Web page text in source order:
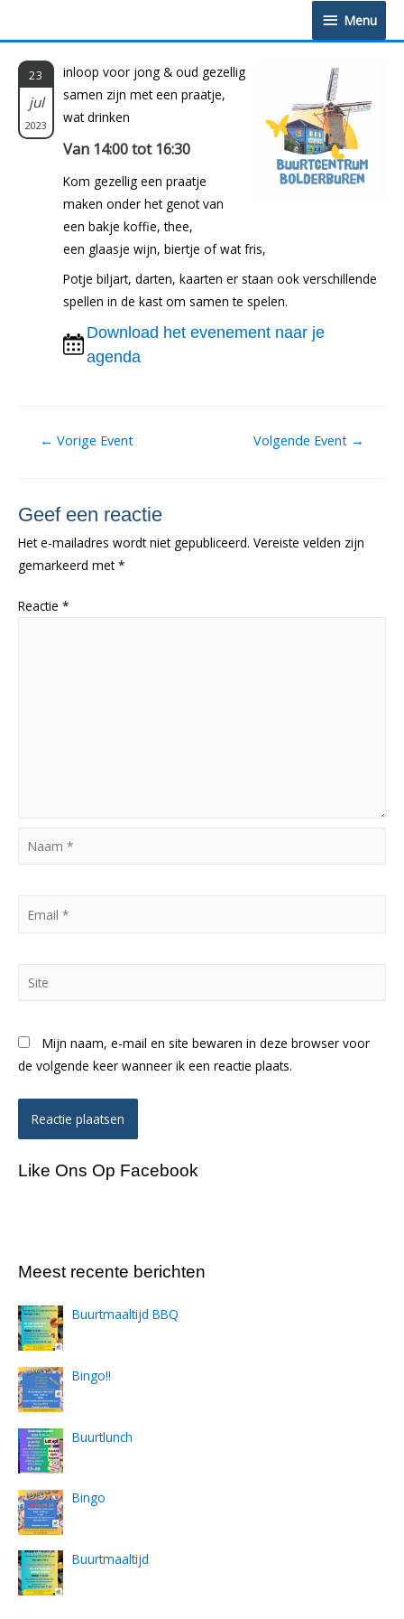
Menu
Menu
23
jul
2023
inloop voor jong & oud gezellig
samen zijn met een praatje,
wat drinken
Van 14:00 tot 16:30
Kom gezellig een praatje
maken onder het genot van
een bakje koffie, thee,
een glaasje wijn, biertje of wat fris,
Potje biljart, darten, kaarten er staan ook verschillende
spellen in de kast om samen te spelen.
Download het evenement naar je
agenda
Berichtnavigatie
← Vorige Event Volgende Event →
Geef een reactie
Het e-mailadres wordt niet gepubliceerd. Vereiste velden zijn
gemarkeerd met*
Reactie *
Naam
Mijn naam, e-mail en site bewaren in deze browser voor
de volgende keer wanneer ik een reactie plaats.
Like Ons Op Facebook
Meest recente berichten
Buurtmaaltijd BBQ
Bingo!!
Buurtlunch
Bingo
Buurtmaaltijd